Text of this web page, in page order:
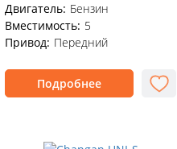
Двигатель: Бензин
Вместимость: 5
Привод: Передний
Подробнее